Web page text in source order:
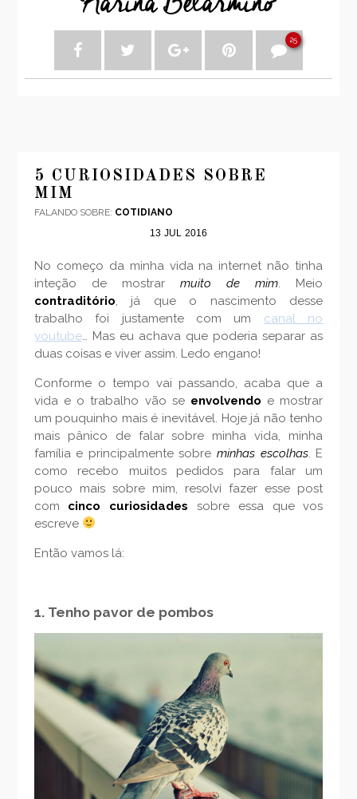
25
5 CURIOSIDADES SOBRE
MIM
FALANDO SOBRE: COTIDIANO
13 JUL 2016
No começo da minha vida na internet não tinha
inteção de mostrar muito de mim. Meio
contraditório, já que o nascimento desse
trabalho foi justamente com um canal no
youtube… Mas eu achava que poderia separar as
duas coisas e viver assim. Ledo engano!
Conforme o tempo vai passando, acaba que a
vida e o trabalho vão se envolvendo e mostrar
um pouquinho mais é inevitável. Hoje já não tenho
mais pânico de falar sobre minha vida, minha
família e principalmente sobreminhas escolhas. E
como recebo muitos pedidos para falar um
pouco mais sobre mim, resolvi fazer esse post
com cinco curiosidades sobre essa que vos
escreve
Então vamos lá:
1. Tenho pavor de pombos